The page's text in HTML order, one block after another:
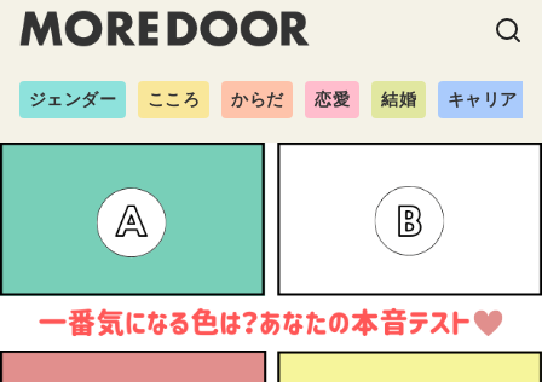
ジェンダー こころ からだ 恋愛 結婚 キャリア